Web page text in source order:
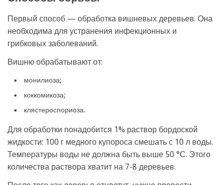
Первый способ — обработка вишневых деревьев. Она
необходима для устранения инфекционных и
грибковых заболеваний.
Вишню обрабатывают от:
монилиоза;
коккомикоза;
клястероспориоза.
Для обработки понадобится 1% раствор бордоской
жидкости: 100 г медного купороса смешать с 10 л воды.
Температуры воды не должна быть выше 50 °С. Этого
количества раствора хватит на 7-8 деревьев.